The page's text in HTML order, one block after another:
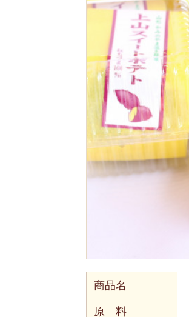
商品名
原 料